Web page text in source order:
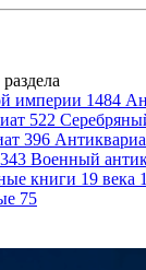
империи 1484
522
396
343 Военный
книги 19 века
75